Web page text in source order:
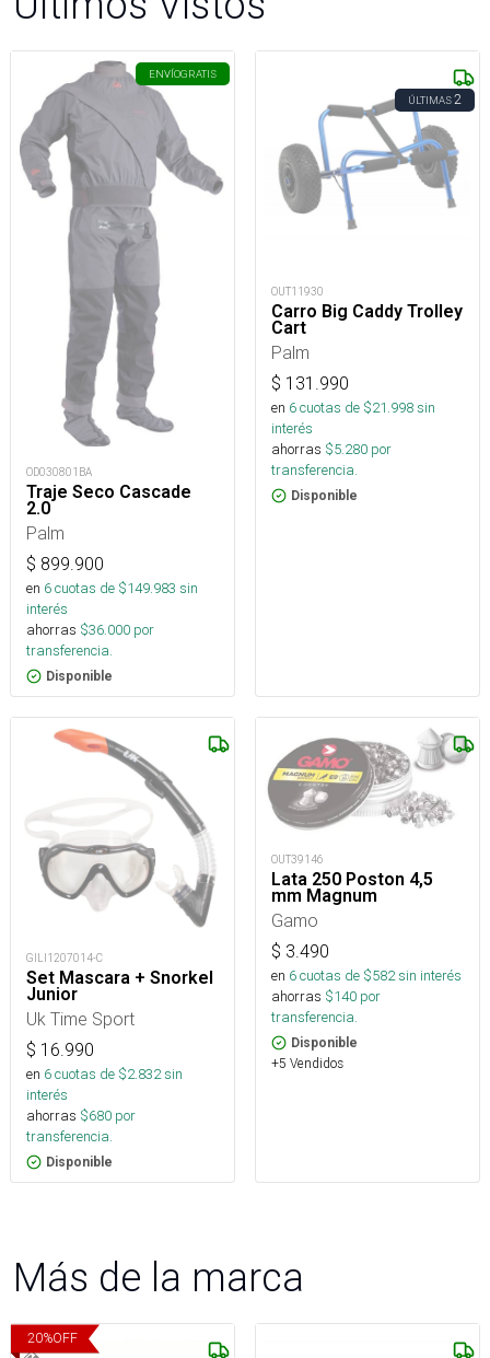
ENVÍOGRATIS
OD030801BA
Traje Seco Cascade
2.0
Palm
$ 899.900
en 6cuotas de $149.983 sin
interés
ahorras $36.000 por
transferencia.
Disponible
ÚLTIMAS2
OUT11930
Carro Big Caddy Trolley
Cart
Palm
$ 131.990
en 6cuotas de $21.998sin
interés
ahorras $5.280 por
transferencia.
Disponible
GILI1207014-C
Set Mascara + Snorkel
Junior
Uk Time Sport
$ 16.990
en 6cuotas de $2.832sin
interés
ahorras $680 por
transferencia.
Disponible
OUT39146
Lata 250 Poston 4,5
mm Magnum
Gamo
$ 3.490
en 6cuotas de $582sin interés
ahorras $140 por
transferencia.
Disponible
+5 Vendidos
Más de la marca
20%OFF